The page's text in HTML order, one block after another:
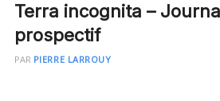
Terra incognita –
prospectif
PAR PIERRE LARROUY